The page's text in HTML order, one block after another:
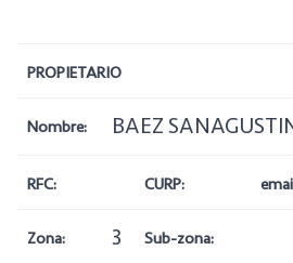
PROPIETARIO
Nombre: BAEZ
RFC: CURP:
Zona: 3 Sub-zona: